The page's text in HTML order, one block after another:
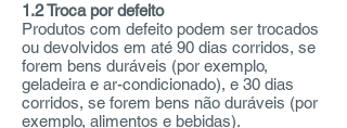
1.2 Troca por defeito
Produtos com defeito podem ser trocados
ou devolvidos em até 90 dias corridos, se
forem bens duráveis (por exemplo,
geladeira e ar-condicionado), e 30 dias
corridos, se forem bens não duráveis (por
exemplo, alimentos e bebidas).